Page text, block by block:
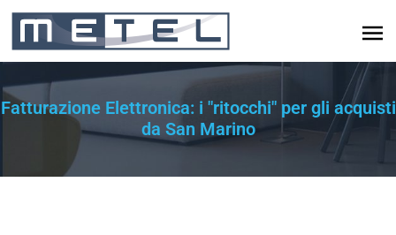
Fatturazione Elettronica: i "ritocchi" per gli acquisti
da San Marino